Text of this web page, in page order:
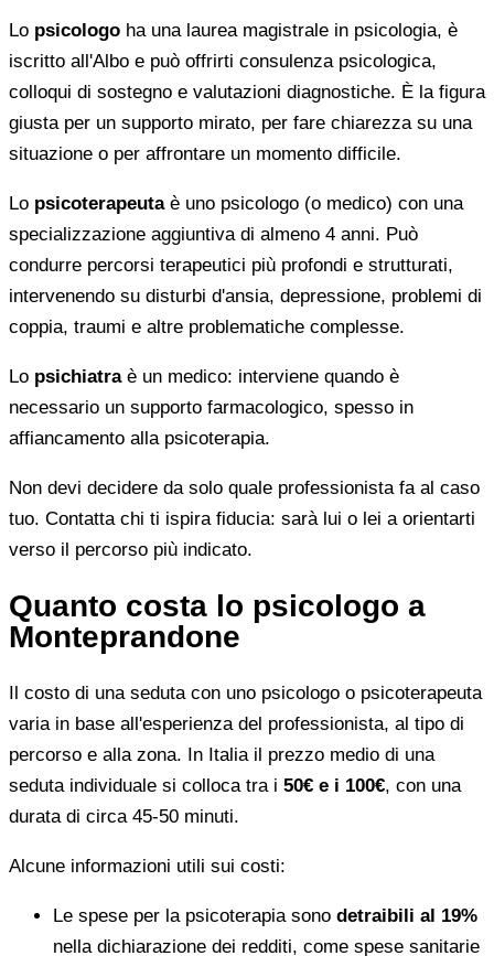
Lo psicologo ha una laurea magistrale in psicologia, è
iscritto all'Albo e può offrirti consulenza psicologica,
colloqui di sostegno e valutazioni diagnostiche. È la figura
giusta per un supporto mirato, per fare chiarezza su una
situazione o per affrontare un momento difficile.
Lo psicoterapeutaè uno psicologo (o medico) con una
specializzazione aggiuntiva di almeno 4 anni. Può
condurre percorsi terapeutici più profondi e strutturati,
intervenendo su disturbi d'ansia, depressione, problemi di
coppia, traumi e altre problematiche complesse.
Lo psichiatraè un medico: interviene quando è
necessario un supporto farmacologico, spesso in
affiancamento alla psicoterapia.
Non devi decidere da solo quale professionista fa al caso
tuo. Contatta chi ti ispira fiducia: sarà lui o lei a orientarti
verso il percorso più indicato.
Quanto costa lo psicologo a
Monteprandone
Il costo di una seduta con uno psicologo o psicoterapeuta
varia in base all'esperienza del professionista, al tipo di
percorso e alla zona. In Italia il prezzo medio di una
seduta individuale si colloca tra i 50€ e i 100€, con una
durata di circa 45-50 minuti.
Alcune informazioni utili sui costi:
Le spese per la psicoterapia sono detraibili al 19%
nella dichiarazione dei redditi, come spese sanitarie